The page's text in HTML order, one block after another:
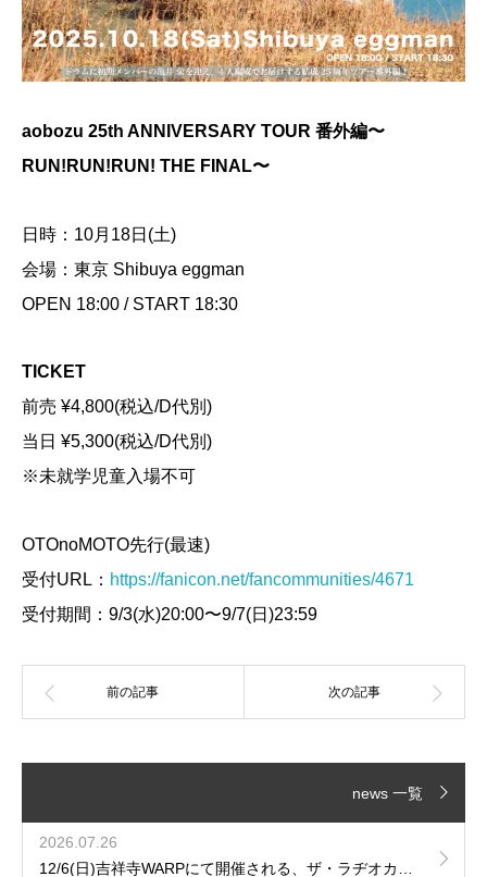
aobozu 25th ANNIVERSARY TOUR 番外編〜
RUN!RUN!RUN! THE FINAL〜
日時：10月18日(土)
会場：東京 Shibuya eggman
OPEN 18:00 / START 18:30
TICKET
前売 ¥4,800(税込/D代別)
当日 ¥5,300(税込/D代別)
※未就学児童入場不可
OTOnoMOTO先行(最速)
受付URL： https://fanicon.net/fancommunities/4671
受付期間：9/3(水)20:00〜9/7(日)23:59
news 一覧
2026.07.26